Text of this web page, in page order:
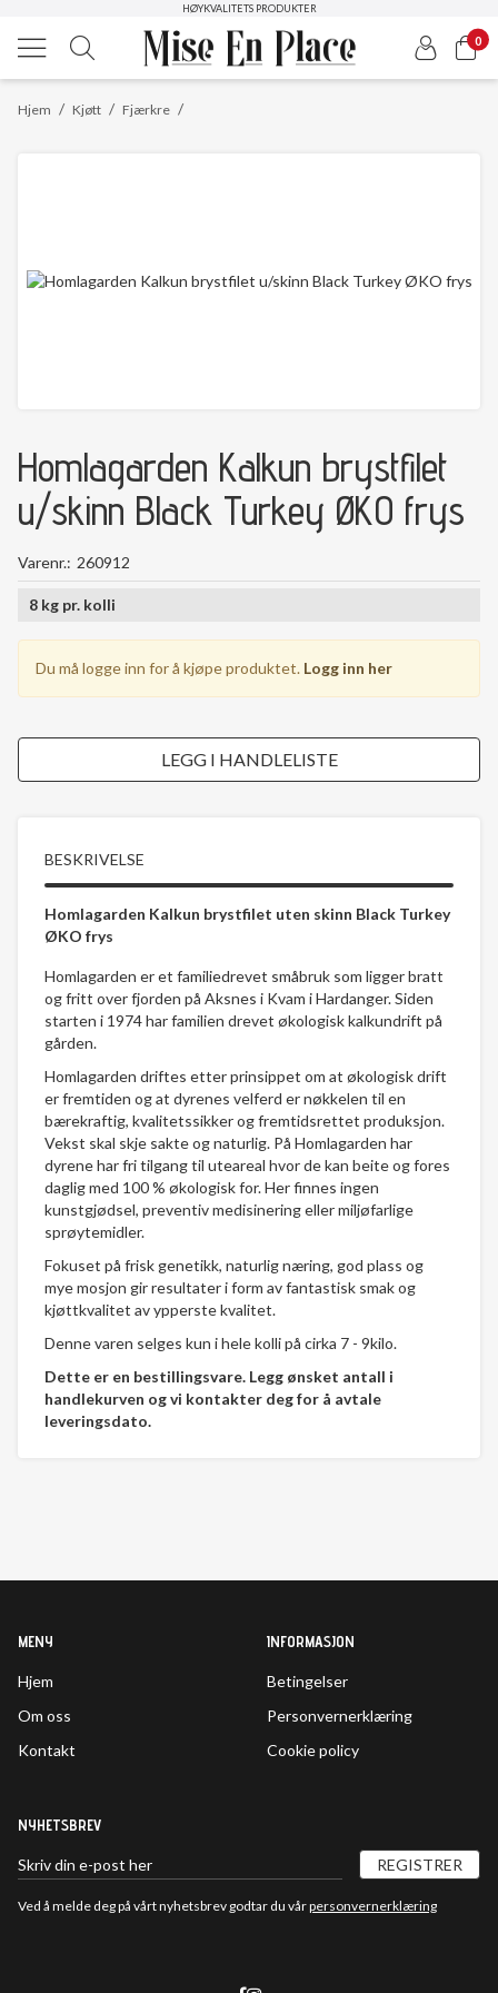
HØYKVALITETS PRODUKTER
0
/
Hjem /
Kjøtt /
Fjærkre
Homlagarden Kalkun brystfilet
u/skinn Black Turkey ØKO frys
Varenr. 260912
8 kg pr. kolli
Du må logge inn for å kjøpe produktet. Logg inn her
LEGG I HANDLELISTE
BESKRIVELSE
Homlagarden Kalkun brystfilet uten skinn Black Turkey
ØKO frys
Homlagarden er et familiedrevet småbruk som ligger bratt
og fritt over fjorden på Aksnes i Kvam i Hardanger. Siden
starten i 1974 har familien drevet økologisk kalkundrift på
gården.
Homlagarden driftes etter prinsippet om at økologisk drift
er fremtiden og at dyrenes velferd er nøkkelen til en
bærekraftig, kvalitetssikker og fremtidsrettet produksjon.
Vekst skal skje sakte og naturlig. På Homlagarden har
dyrene har fri tilgang til uteareal hvor de kan beite og fores
daglig med 100 % økologisk for. Her finnes ingen
kunstgjødsel, preventiv medisinering eller miljøfarlige
sprøytemidler.
Fokuset på frisk genetikk, naturlig næring, god plass og
mye mosjon gir resultater i form av fantastisk smak og
kjøttkvalitet av ypperste kvalitet.
Denne varen selges kun i hele kolli på cirka 7 - 9kilo.
Dette er en bestillingsvare. Legg ønsket antall i
handlekurven og vi kontakter deg for å avtale
leveringsdato.
MENY
Hjem
Om oss
Kontakt
INFORMASJON
Betingelser
Personvernerklæring
Cookie policy
NYHETSBREV
REGISTRER
Ved å melde deg på vårt nyhetsbrev godtar du vårpersonvernerklæring